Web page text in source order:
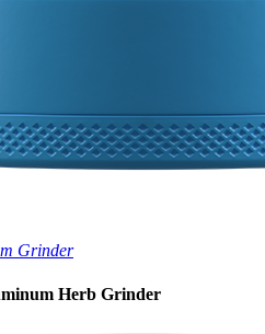
Grinder
Herb Grinder